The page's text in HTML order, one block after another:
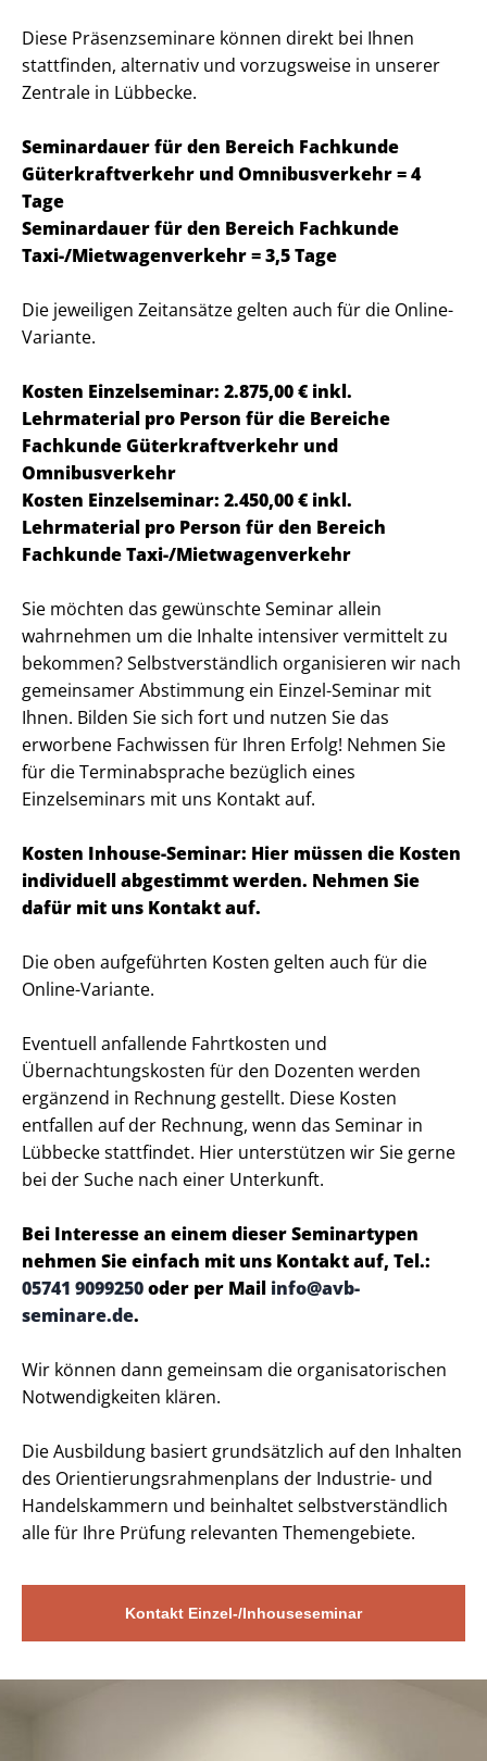
Diese Präsenzseminare können direkt bei Ihnen
stattfinden, alternativ und vorzugsweise in unserer
Zentrale in Lübbecke.
Seminardauer für den Bereich Fachkunde
Güterkraftverkehr und Omnibusverkehr = 4
Tage
Seminardauer für den Bereich Fachkunde
Taxi-/Mietwagenverkehr = 3,5 Tage
Die jeweiligen Zeitansätze gelten auch für die Online-
Variante.
Kosten Einzelseminar: 2.875,00 € inkl.
Lehrmaterial pro Person für die Bereiche
Fachkunde Güterkraftverkehr und
Omnibusverkehr
Kosten Einzelseminar: 2.450,00 € inkl.
Lehrmaterial pro Person für den Bereich
Fachkunde Taxi-/Mietwagenverkehr
Sie möchten das gewünschte Seminar allein
wahrnehmen um die Inhalte intensiver vermittelt zu
bekommen? Selbstverständlich organisieren wir nach
gemeinsamer Abstimmung ein Einzel-Seminar mit
Ihnen. Bilden Sie sich fort und nutzen Sie das
erworbene Fachwissen für Ihren Erfolg! Nehmen Sie
für die Terminabsprache bezüglich eines
Einzelseminars mit uns Kontakt auf.
Kosten Inhouse-Seminar: Hier müssen die Kosten
individuell abgestimmt werden. Nehmen Sie
dafür mit uns Kontakt auf.
Die oben aufgeführten Kosten gelten auch für die
Online-Variante.
Eventuell anfallende Fahrtkosten und
Übernachtungskosten für den Dozenten werden
ergänzend in Rechnung gestellt. Diese Kosten
entfallen auf der Rechnung, wenn das Seminar in
Lübbecke stattfindet. Hier unterstützen wir Sie gerne
bei der Suche nach einer Unterkunft.
Bei Interesse an einem dieser Seminartypen
nehmen Sie einfach mit uns Kontakt auf, Tel.:
05741 9099250oder per Mail info@avb-
seminare.de.
Wir können dann gemeinsam die organisatorischen
Notwendigkeiten klären.
Die Ausbildung basiert grundsätzlich auf den Inhalten
des Orientierungsrahmenplans der Industrie- und
Handelskammern und beinhaltet selbstverständlich
alle für Ihre Prüfung relevanten Themengebiete.
Kontakt Einzel-/Inhouseseminar